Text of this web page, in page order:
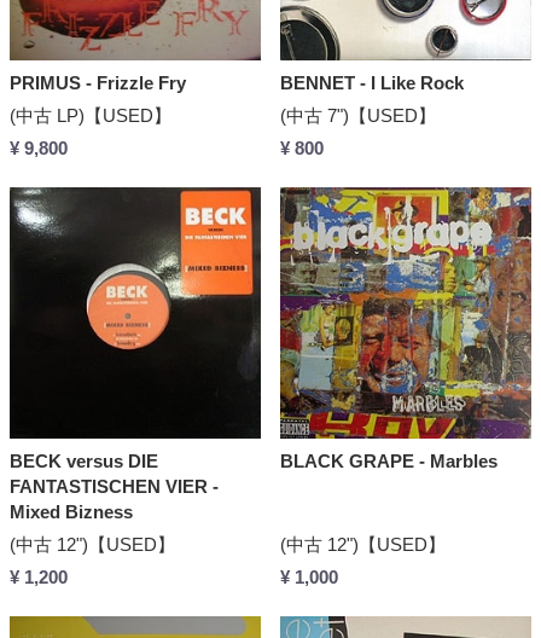
PRIMUS - Frizzle Fry
(中古 LP)【USED】
¥ 9,800
BENNET - I Like Rock
(中古 7")【USED】
¥ 800
BECK versus DIE
FANTASTISCHEN VIER -
Mixed Bizness
(中古 12")【USED】
¥ 1,200
BLACK GRAPE - Marbles
(中古 12")【USED】
¥ 1,000